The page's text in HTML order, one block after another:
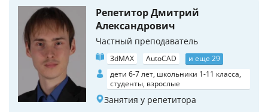
Репетитор Дмитрий
Александрович
Частный преподаватель
3dMAX AutoCAD
и еще 29
дети 6-7 лет, школьники 1-11 класса,
студенты, взрослые
Занятия у репетитора